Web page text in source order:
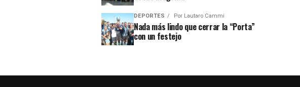
DEPORTES Por Lautaro Cammi
Nada más lindo que cerrar la “Porta”
con un festejo